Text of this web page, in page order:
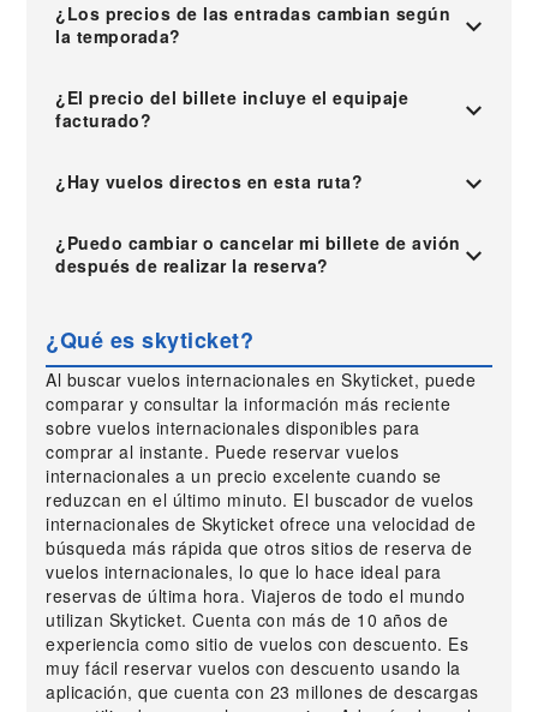
¿Los precios de las entradas cambian según
la temporada?
¿El precio del billete incluye el equipaje
facturado?
¿Hay vuelos directos en esta ruta?
¿Puedo cambiar o cancelar mi billete de avión
después de realizar la reserva?
¿Qué es skyticket?
Al buscar vuelos internacionales en Skyticket, puede
comparar y consultar la información más reciente
sobre vuelos internacionales disponibles para
comprar al instante. Puede reservar vuelos
internacionales a un precio excelente cuando se
reduzcan en el último minuto. El buscador de vuelos
internacionales de Skyticket ofrece una velocidad de
búsqueda más rápida que otros sitios de reserva de
vuelos internacionales, lo que lo hace ideal para
reservas de última hora. Viajeros de todo el mundo
utilizan Skyticket. Cuenta con más de 10 años de
experiencia como sitio de vuelos con descuento. Es
muy fácil reservar vuelos con descuento usando la
aplicación, que cuenta con 23 millones de descargas